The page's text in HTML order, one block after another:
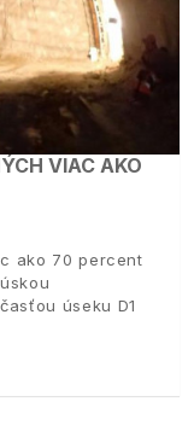
VIAC AKO
ako 70 percent
úseku D1